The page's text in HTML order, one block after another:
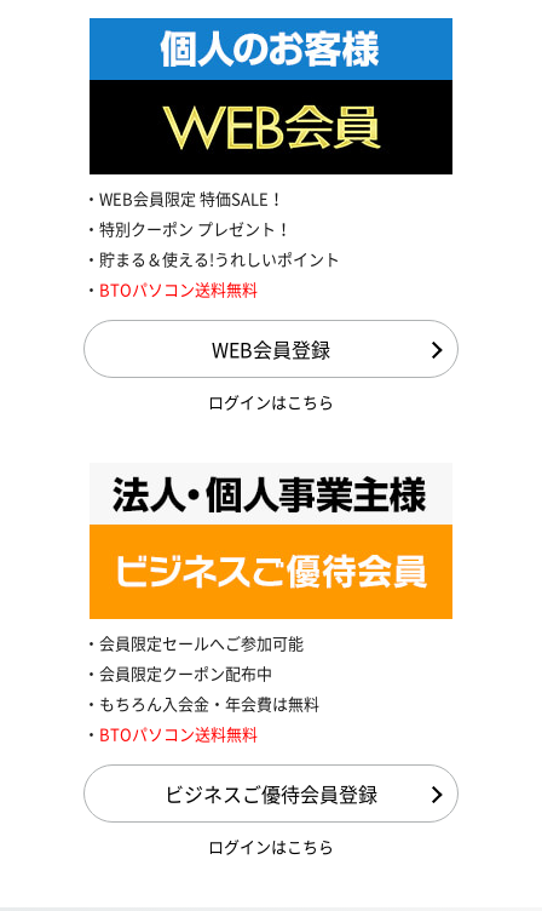
WEB会員限定 特価SALE！
特別クーポン プレゼント！
貯まる＆使える!うれしいポイント
BTOパソコン送料無料
WEB会員登録
ログインはこちら
会員限定セールへご参加可能
会員限定クーポン配布中
もちろん入会金・年会費は無料
BTOパソコン送料無料
ビジネスご優待会員登録
ログインはこちら